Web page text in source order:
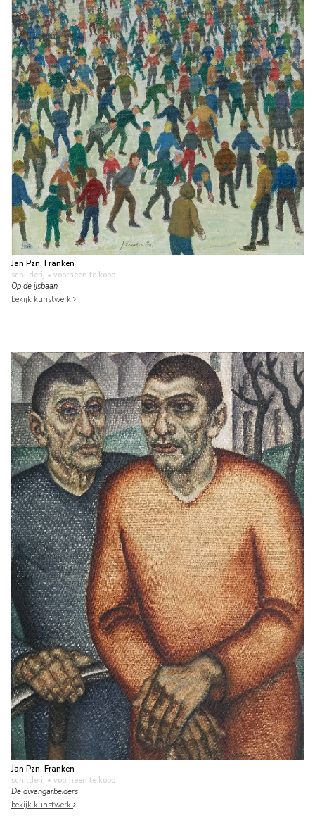
Jan Pzn. Franken
schilderij • voorheen te koop
Op de ijsbaan
bekijk kunstwerk
Jan Pzn. Franken
schilderij • voorheen te koop
De dwangarbeiders
bekijk kunstwerk